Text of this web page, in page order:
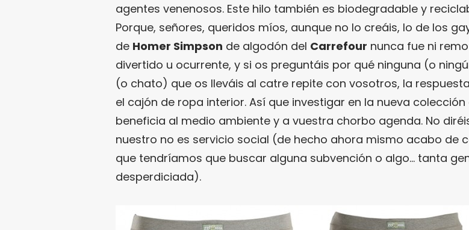
agentes venenosos. Este hilo también es biodegradable y
Porque, señores, queridos míos, aunque no lo creáis, lo de los
de Homer Simpson de algodón del Carrefour nunca fue ni
divertido u ocurrente, y si os preguntáis por qué ninguna (o
(o chato) que os lleváis al catre repite con vosotros, la
el cajón de ropa interior. Así que investigar en la nueva colección
beneficia al medio ambiente y a vuestra chorbo agenda. No
nuestro no es servicio social (de hecho ahora mismo acabo de
que tendríamos que buscar alguna subvención o algo… tanta
desperdiciada).